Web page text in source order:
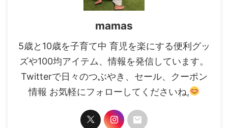
mamas
5歳と10歳を子育て中 育児を楽にする便利グッ
ズや100均アイテム、情報を発信しています。
Twitterで日々のつぶやき、セール、クーポン
情報 お気軽にフォローしてくださいね,